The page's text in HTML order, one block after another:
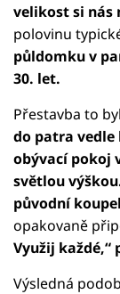
velikost si nás
polovinu
půldomku v
30. let.
Přestavba to
do patra vedle
obývací pokoj
světlou
původní
opakovaně
Využij každé,“
Výsledná